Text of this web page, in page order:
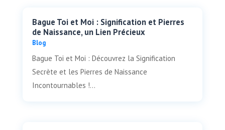
Bague Toi et Moi : Signification et Pierres
de Naissance, un Lien Précieux
Blog
Bague Toi et Moi : Découvrez la Signification
Secrète et les Pierres de Naissance
Incontournables !...